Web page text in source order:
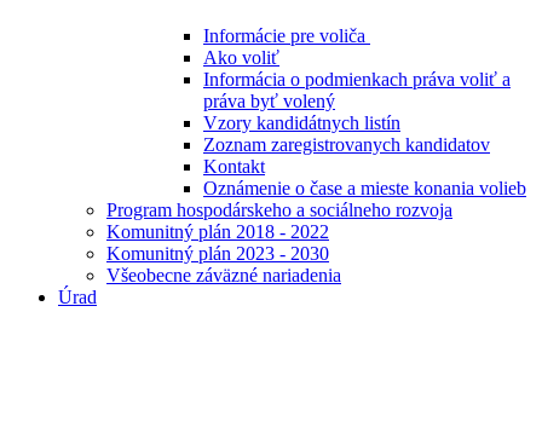
Informácie pre voliča
Ako voliť
Informácia o podmienkach práva voliť a
práva byť volený
Vzory kandidátnych listín
Zoznam zaregistrovanych kandidatov
Kontakt
Oznámenie o čase a mieste konania volieb
Program hospodárskeho a sociálneho rozvoja
Komunitný plán 2018 - 2022
Komunitný plán 2023 - 2030
Všeobecne záväzné nariadenia
Úrad